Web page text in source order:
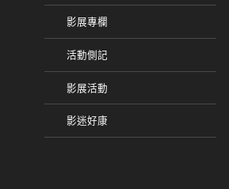
影展專欄
活動側記
影展活動
影迷好康